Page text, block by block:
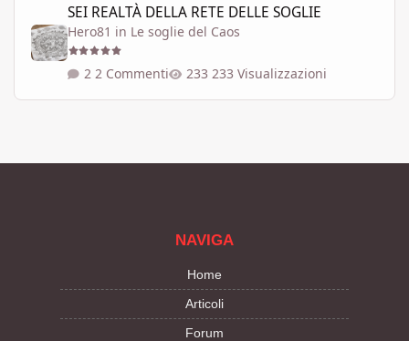
SEI REALTÀ DELLA RETE DELLE SOGLIE
Hero81 in Le soglie del Caos
2 Commenti 233 Visualizzazioni
NAVIGA
Home
Articoli
Forum